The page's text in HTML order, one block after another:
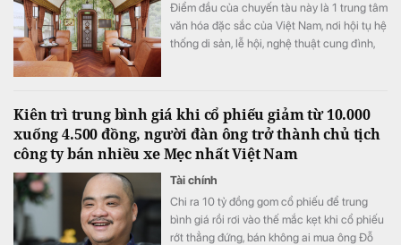
Điểm đầu của chuyến tàu này là 1 trung tâm
văn hóa đặc sắc của Việt Nam, nơi hội tụ hệ
thống di sản, lễ hội, nghệ thuật cung đình,
Kiên trì trung bình giá khi cổ phiếu giảm từ 10.000
xuống 4.500 đồng, người đàn ông trở thành chủ tịch
công ty bán nhiều xe Mẹc nhất Việt Nam
Tài chính
Chi ra 10 tỷ đồng gom cổ phiếu để trung
bình giá rồi rơi vào thế mắc kẹt khi cổ phiếu
rớt thẳng đứng, bán không ai mua ông Đỗ